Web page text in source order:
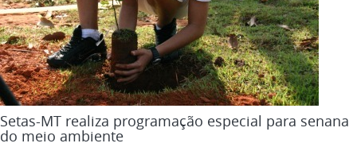
Setas-MT realiza programação especial para senana
do meio ambiente